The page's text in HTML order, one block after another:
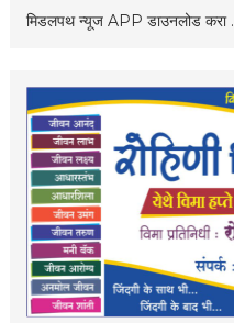
मिडलपथ न्यूज APP डाउनलोड करा .